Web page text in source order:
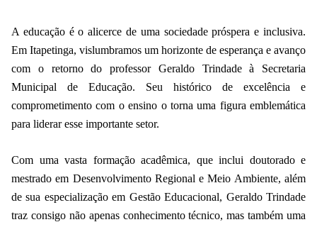
A educação é o alicerce de uma sociedade próspera e inclusiva.
Em Itapetinga, vislumbramos um horizonte de esperança e avanço
com o retorno do professor Geraldo Trindade à Secretaria
Municipal de Educação. Seu histórico de excelência e
comprometimento com o ensino o torna uma figura emblemática
para liderar esse importante setor.
Com uma vasta formação acadêmica, que inclui doutorado e
mestrado em Desenvolvimento Regional e Meio Ambiente, além
de sua especialização em Gestão Educacional, Geraldo Trindade
traz consigo não apenas conhecimento técnico, mas também uma